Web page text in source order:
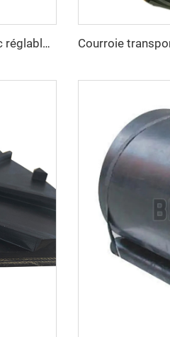
Courroie transporteuse en caoutchouc réglable à grande vitesse avec revêtement caoutchouc pour exploitation minière, usine de fabrication